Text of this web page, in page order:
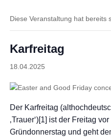
Diese Veranstaltung hat bereits
Karfreitag
18.04.2025
Der Karfreitag
‚Trauer‘)[1] ist der Freitag
Gründonnerstag und geht